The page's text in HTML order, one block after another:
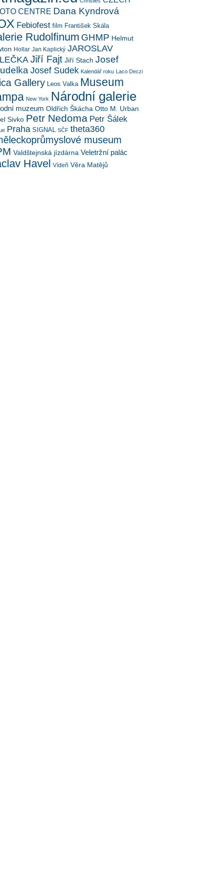
CENTRE Dana Kyndrová
Febiofest film František Skála
Rudolfinum GHMP Helmut
Hollar Jan Kaplický JAROSLAV
Jiří Fajt Jiří Stach Josef
Josef Sudek Kalendář roku Laco Deczi
Gallery Leos Valka Museum
New York Národní galerie
muzeum Oldřich Škácha Otto M. Urban
Sivko Petr Nedoma Petr Šálek
Praha SIGNAL SČF theta360
museum
Valdštejnská jízdárna Veletržní palác
Havel Vídeň Věra Matějů